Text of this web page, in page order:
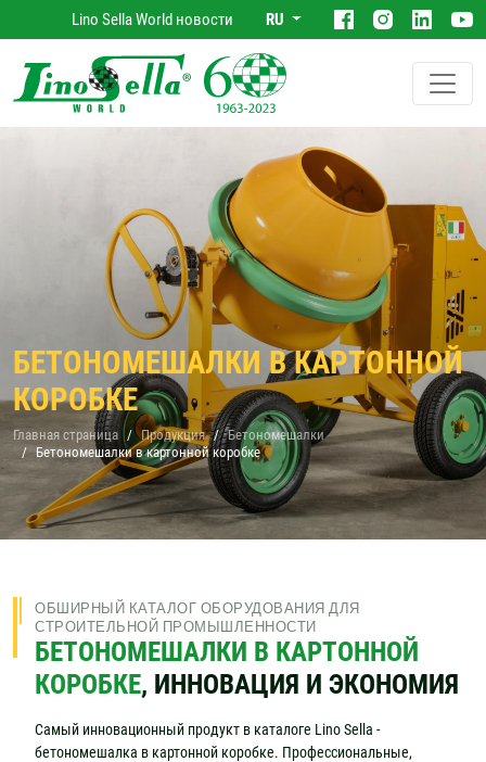
Lino Sella World новости RU
БЕТОНОМЕШАЛКИ В КАРТОННОЙ
КОРОБКЕ
Главная страница Продукция
Бетономешалки
Бетономешалки в картонной коробке
ОБШИРНЫЙ КАТАЛОГ ОБОРУДОВАНИЯ ДЛЯ
СТРОИТЕЛЬНОЙ ПРОМЫШЛЕННОСТИ
БЕТОНОМЕШАЛКИ В КАРТОННОЙ
КОРОБКЕ, ИННОВАЦИЯ И ЭКОНОМИЯ
Самый инновационный продукт в каталоге Lino Sella -
бетономешалка в картонной коробке. Профессиональные,